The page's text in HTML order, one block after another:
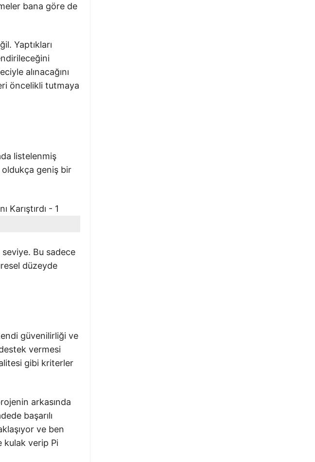
bana göre de
Yaptıkları
alınacağını
öncelikli tutmaya
listelenmiş
oldukça geniş bir
Bu sadece
düzeyde
güvenilirliği ve
vermesi
gibi kriterler
arkasında
başarılı
ve ben
kulak verip Pi